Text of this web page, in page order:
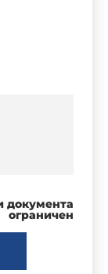
документа
ограничен